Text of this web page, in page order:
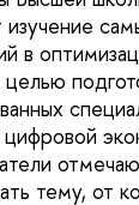
в
тему, от